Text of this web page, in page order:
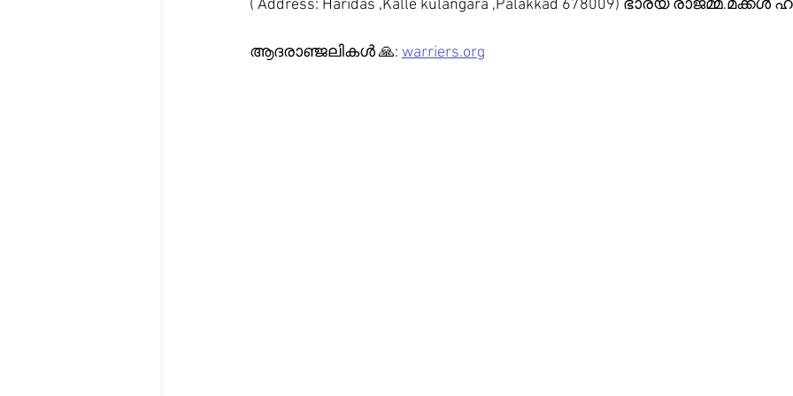
( Address: Haridas ,Kalle kulangara ,Palakkad 678009) ഭാര്യ രാജമ്മ.മക്കൾ
ആദരാഞ്ജലികൾ 🙏: warriers.org